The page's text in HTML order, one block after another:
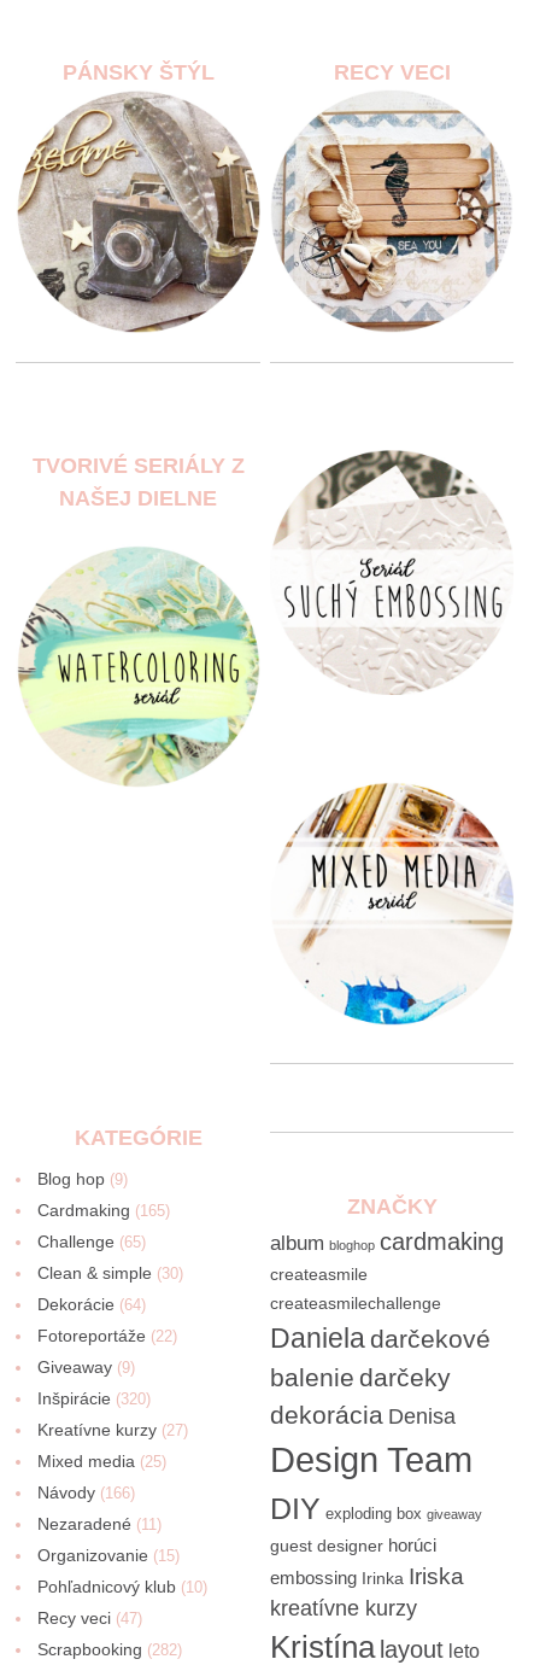
PÁNSKY ŠTÝL RECY VECI
TVORIVÉ SERIÁLY Z
NAŠEJ DIELNE
KATEGÓRIE
Blog hop (9)
Cardmaking (165)
Challenge (65)
Clean & simple (30)
Dekorácie (64)
Fotoreportáže (22)
Giveaway (9)
Inšpirácie (320)
Kreatívne kurzy (27)
Mixed media (25)
Návody (166)
Nezaradené (11)
Organizovanie (15)
Pohľadnicový klub (10)
Recy veci (47)
Scrapbooking (282)
ZNAČKY
album bloghop cardmaking
createasmile
createasmilechallenge
Daniela darčekové
balenie darčeky
dekorácia Denisa
Design Team
DIY exploding box giveaway
guest designer horúci
embossing Irinka Iriska
kreatívne kurzy
Kristína layout leto